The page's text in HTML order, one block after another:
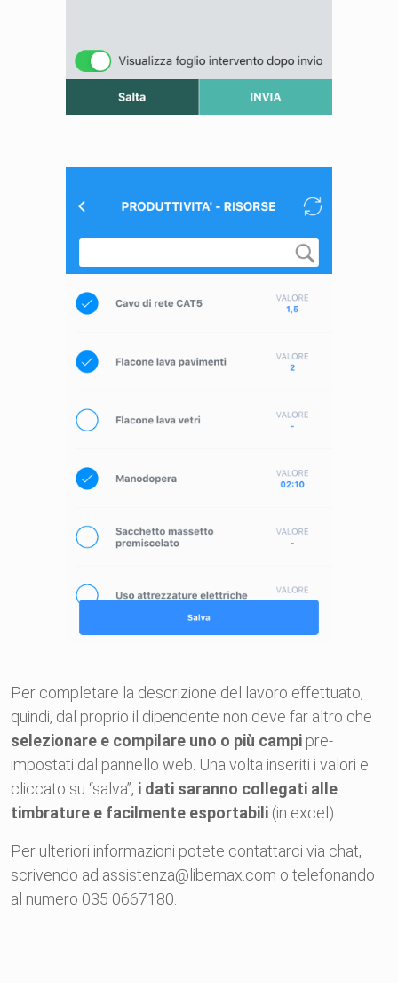
Per completare la descrizione del lavoro effettuato,
quindi, dal proprio il dipendente non deve far altro che
selezionare e compilare uno o più campi pre-
impostati dal pannello web. Una volta inseriti i valori e
cliccato su “salva”, i dati saranno collegati alle
timbrature e facilmente esportabili (in excel).
Per ulteriori informazioni potete contattarci via chat,
scrivendo ad assistenza@libemax.com o telefonando
al numero 035 0667180.